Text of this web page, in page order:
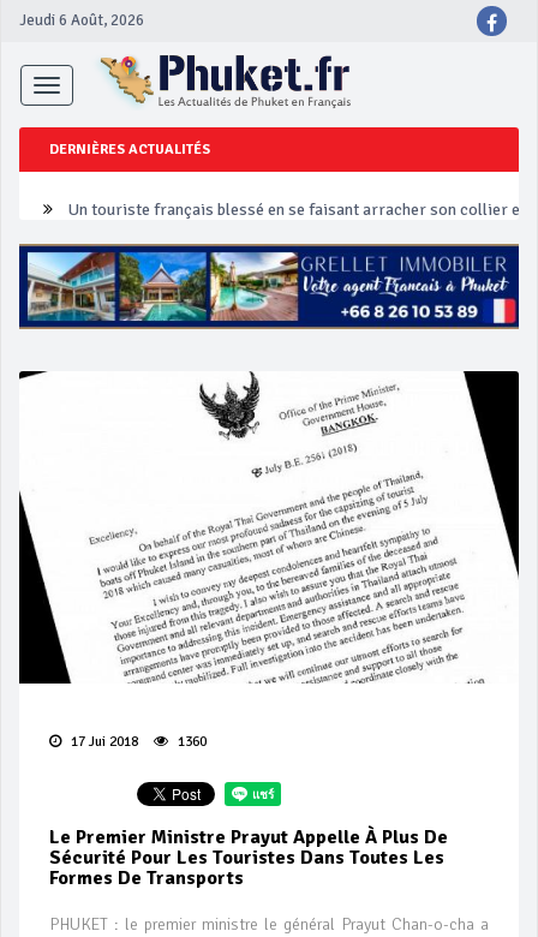
Jeudi 6 Août, 2026
Toggle
navigation
DERNIÈRES ACTUALITÉS
Phuket Peranakan Festival
‘Phuket Eye’ assurera la sécurité pendant Songkran
Campagne de sécurité routière ‘Seven Days of Danger’ de
17 Jui 2018 1360
Le Premier Ministre Prayut Appelle À Plus De
Sécurité Pour Les Touristes Dans Toutes Les
Formes De Transports
PHUKET : le premier ministre le général Prayut Chan-o-cha a